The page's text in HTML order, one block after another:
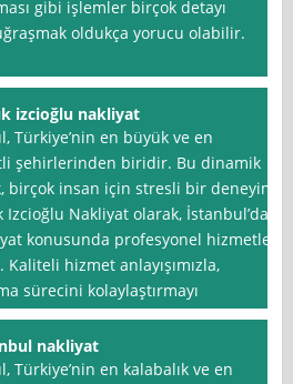
gibi işlemler birçok detayı
oldukça yorucu olabilir.
izcioğlu nakliyat
Türkiye’nin en büyük ve en
şehirlerinden biridir. Bu dinamik
birçok insan için stresli bir deneyim
Izcioğlu Nakliyat olarak, İstanbul’da
konusunda profesyonel hizmetler
hizmet anlayışımızla,
sürecini kolaylaştırmayı
nakliyat
Türkiye’nin en kalabalık ve en